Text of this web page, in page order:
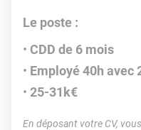
Le poste :
CDD de 6 mois
Employé 40h avec
25-31k€
En déposant votre CV,